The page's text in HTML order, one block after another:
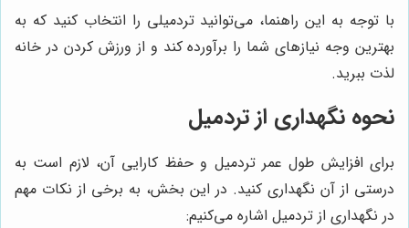
با توجه به این راهنما، می‌توانید تردمیلی را انتخاب کنید که به
بهترین وجه نیازهای شما را برآورده کند و از ورزش کردن در خانه
لذت ببرید.
نحوه نگهداری از تردمیل
برای افزایش طول عمر تردمیل و حفظ کارایی آن، لازم است به
درستی از آن نگهداری کنید. در این بخش، به برخی از نکات مهم
در نگهداری از تردمیل اشاره می‌کنیم: